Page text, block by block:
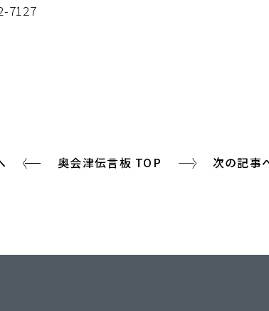
7127
奥会津伝言板 TOP 次の記事